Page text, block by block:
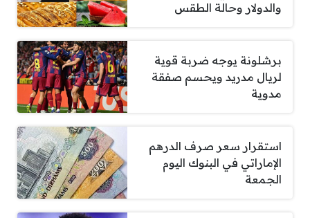
والدولار وحالة الطقس
برشلونة يوجه ضربة قوية
لريال مدريد ويحسم صفقة
مدوية
استقرار سعر صرف الدرهم
الإماراتي في البنوك اليوم
الجمعة